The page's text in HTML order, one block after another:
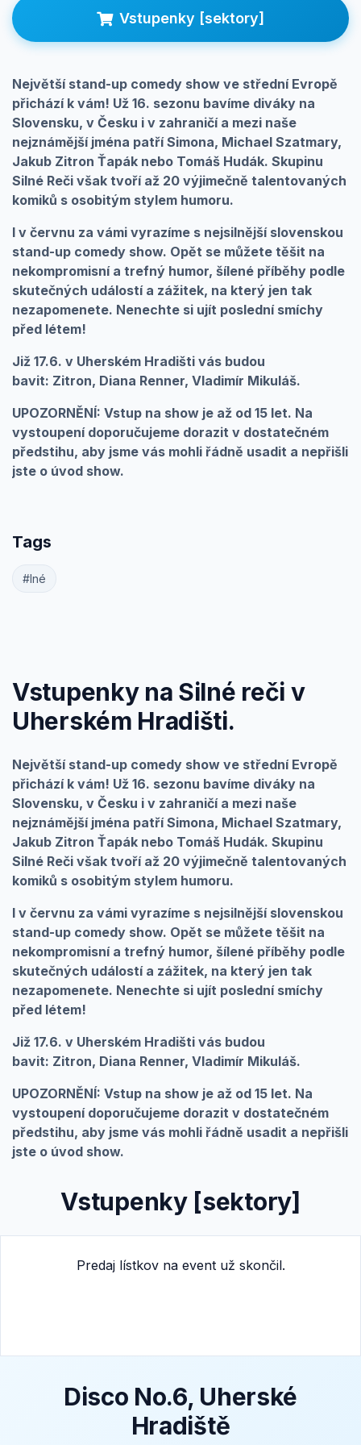
Prihlásenie Vstupenky [sektory]
Největšístand-up comedy show ve střední Evropě
přicházík vám! Už 16. sezonu bavíme diváky na
Slovensku, v Česku i v zahraničí a mezi naše
nejznámější jména patříSimona, Michael Szatmary,
Jakub Zitron Ťapák nebo Tomáš Hudák. Skupinu
Silné Reči však tvoříaž 20 výjimečně talentovaných
komiků s osobitým stylem humoru.
I v červnu za vámi vyrazíme s nejsilnější slovenskou
stand-up comedy show. Opět se můžete těšit na
nekompromisní a trefný humor, šílené příběhy podle
skutečných událostí a zážitek, na který jen tak
nezapomenete. Nenechte si ujít poslední smíchy
před létem!
Již 17.6. v Uherském Hradišti vás budou
bavit: Zitron, Diana Renner, Vladimír Mikuláš.
UPOZORNĚNÍ: Vstup na show je až od 15 let. Na
vystoupení doporučujeme dorazit v dostatečném
předstihu, aby jsme vás mohli řádně usadit a nepřišli
jste o úvod show.
Tags
#Iné
Vstupenky na Silné reči v
Uherském Hradišti.
Největšístand-up comedy show ve střední Evropě
přicházík vám! Už 16. sezonu bavíme diváky na
Slovensku, v Česku i v zahraničí a mezi naše
nejznámější jména patříSimona, Michael Szatmary,
Jakub Zitron Ťapák nebo Tomáš Hudák. Skupinu
Silné Reči však tvoříaž 20 výjimečně talentovaných
komiků s osobitým stylem humoru.
I v červnu za vámi vyrazíme s nejsilnější slovenskou
stand-up comedy show. Opět se můžete těšit na
nekompromisní a trefný humor, šílené příběhy podle
skutečných událostí a zážitek, na který jen tak
nezapomenete. Nenechte si ujít poslední smíchy
před létem!
Již 17.6. v Uherském Hradišti vás budou
bavit: Zitron, Diana Renner, Vladimír Mikuláš.
UPOZORNĚNÍ: Vstup na show je až od 15 let. Na
vystoupení doporučujeme dorazit v dostatečném
předstihu, aby jsme vás mohli řádně usadit a nepřišli
jste o úvod show.
Vstupenky [sektory]
Predaj lístkov na event už skončil.
Disco No.6, Uherské
Hradiště